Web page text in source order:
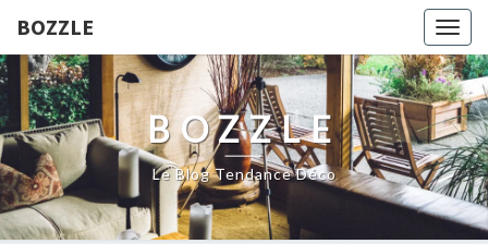
BOZZLE
BOZZLE
Le Blog Tendance Déco